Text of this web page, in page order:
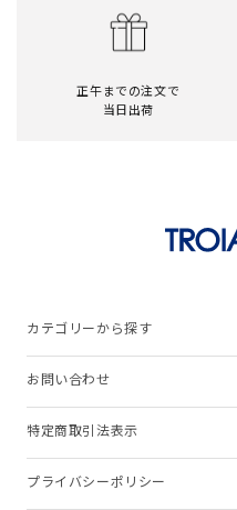
正午までの注文で
当日出荷
カテゴリーから探す
お問い合わせ
特定商取引法表示
プライバシーポリシー